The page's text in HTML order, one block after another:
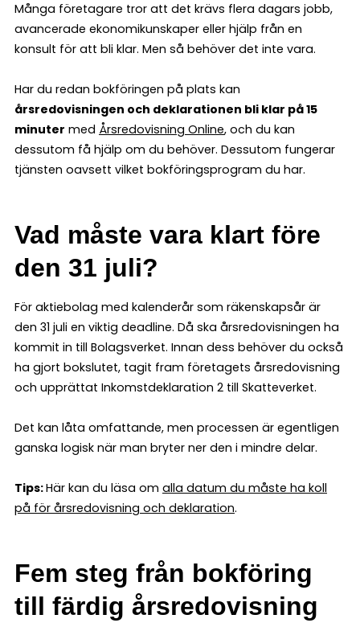
Många företagare tror att det krävs flera dagars jobb,
avancerade ekonomikunskaper eller hjälp från en
konsult för att bli klar. Men så behöver det inte vara.
Har du redan bokföringen på plats kan
årsredovisningen och deklarationen bli klar på 15
minuter med Årsredovisning Online, och du kan
dessutom få hjälp om du behöver. Dessutom fungerar
tjänsten oavsett vilket bokföringsprogram du har.
Vad måste vara klart före
den 31 juli?
För aktiebolag med kalenderår som räkenskapsår är
den 31 juli en viktig deadline. Då ska årsredovisningen ha
kommit in till Bolagsverket. Innan dess behöver du också
ha gjort bokslutet, tagit fram företagets årsredovisning
och upprättat Inkomstdeklaration 2 till Skatteverket.
Det kan låta omfattande, men processen är egentligen
ganska logisk när man bryter ner den i mindre delar.
Tips:Här kan du läsa om alla datum du måste ha koll
på för årsredovisning och deklaration.
Fem steg från bokföring
till färdig årsredovisning